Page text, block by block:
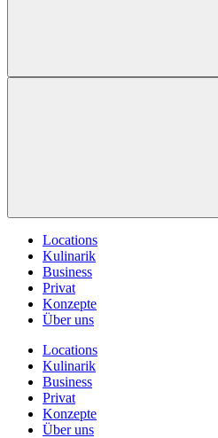
Locations
Kulinarik
Business
Privat
Konzepte
Über uns
Locations
Kulinarik
Business
Privat
Konzepte
Über uns